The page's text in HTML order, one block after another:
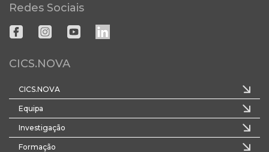
Redes Sociais
CICS.NOVA
CICS.NOVA
Equipa
Investigação
Formação